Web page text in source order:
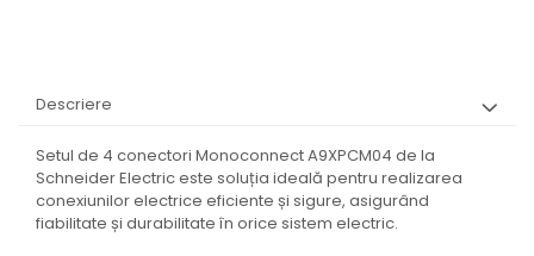
Descriere
Setul de 4 conectori Monoconnect A9XPCM04 de la
Schneider Electric este soluția ideală pentru realizarea
conexiunilor electrice eficiente și sigure, asigurând
fiabilitate și durabilitate în orice sistem electric.